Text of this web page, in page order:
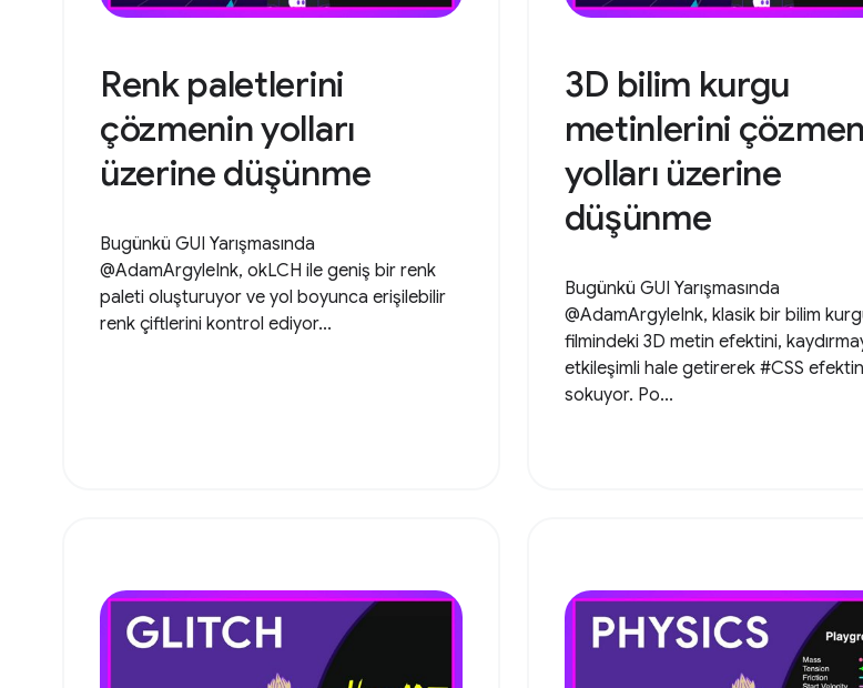
Renk paletlerini
çözmenin yolları
üzerine düşünme
Bugünkü GUI Yarışmasında
@AdamArgyleInk, okLCH ile geniş bir renk
paleti oluşturuyor ve yol boyunca erişilebilir
renk çiftlerini kontrol ediyor...
3D bilim kurgu
metinlerini
yolları üzerine
düşünme
Bugünkü GUI Yarışmasında
@AdamArgyleInk, klasik bir bilim
filmindeki 3D metin efektini,
etkileşimli hale getirerek #CSS
sokuyor. Po...